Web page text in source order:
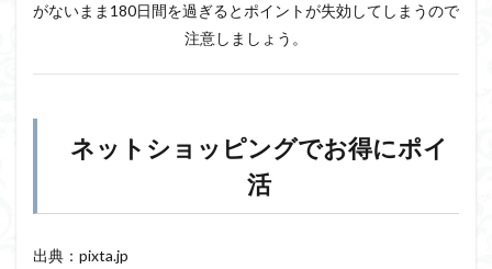
がないまま180日間を過ぎるとポイントが失効してしまうので
注意しましょう。
ネットショッピングでお得にポイ
活
出典：pixta.jp